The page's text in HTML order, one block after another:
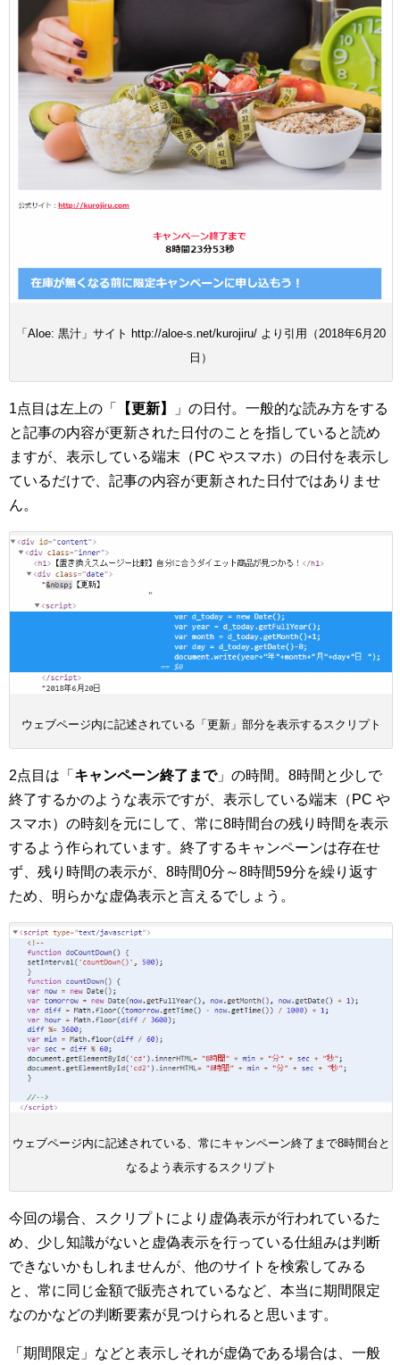
「Aloe: 黒汁」サイト http://aloe-s.net/kurojiru/ より引用（2018年6月20
日）
1点目は左上の「 【更新】
」の日付。一般的な読み方をする
と記事の内容が更新された日付のことを指していると読め
ますが、表示している端末（PC やスマホ）の日付を表示し
ているだけで、記事の内容が更新された日付ではありませ
ん。
ウェブページ内に記述されている「更新」部分を表示するスクリプト
2点目は「 キャンペーン終了まで」の時間。8時間と少しで
終了するかのような表示ですが、表示している端末（PC や
スマホ）の時刻を元にして、常に8時間台の残り時間を表示
するよう作られています。終了するキャンペーンは存在せ
ず、残り時間の表示が、8時間0分～8時間59分を繰り返す
ため、明らかな虚偽表示と言えるでしょう。
ウェブページ内に記述されている、常にキャンペーン終了まで8時間台と
なるよう表示するスクリプト
今回の場合、スクリプトにより虚偽表示が行われているた
め、少し知識がないと虚偽表示を行っている仕組みは判断
できないかもしれませんが、他のサイトを検索してみる
と、常に同じ金額で販売されているなど、本当に期間限定
なのかなどの判断要素が見つけられると思います。
「期間限定」などと表示しそれが虚偽である場合は、一般